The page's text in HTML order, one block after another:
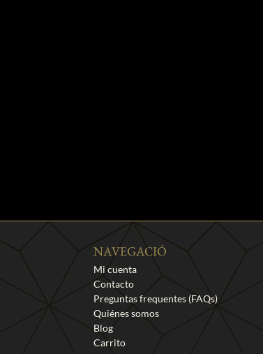
NAVEGACIÓ
Mi cuenta
Contacto
Preguntas frequentes (FAQs)
Quiénes somos
Blog
Carrito